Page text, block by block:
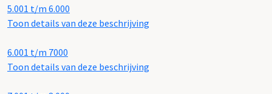
5.001 t/m 6.000
Toon details van deze beschrijving
6.001 t/m 7000
Toon details van deze beschrijving